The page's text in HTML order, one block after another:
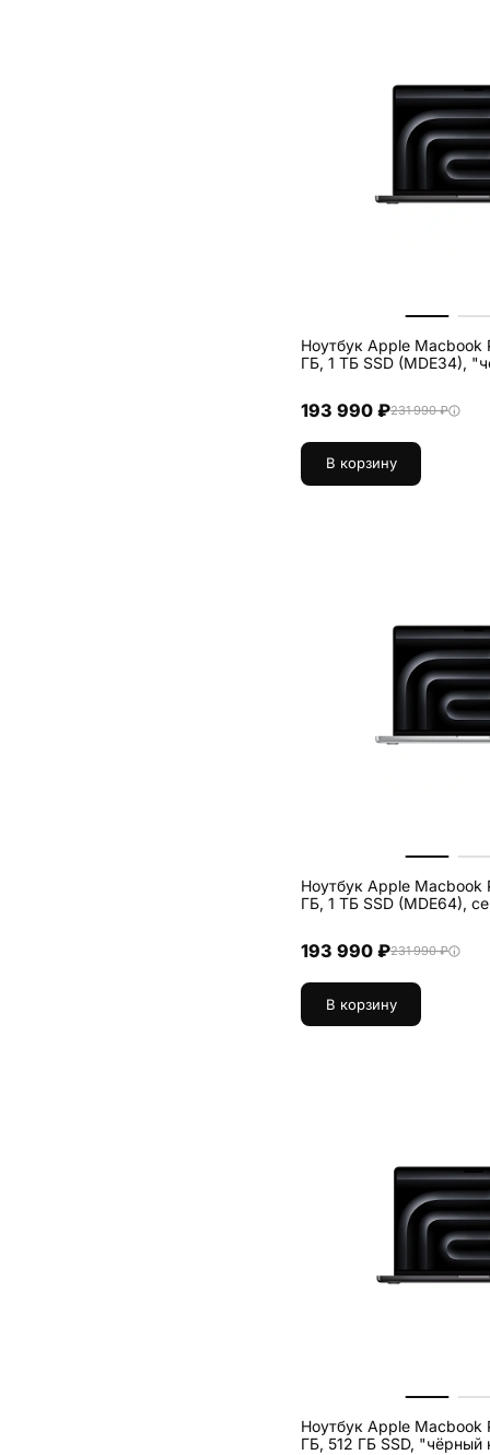
Ноутбук Apple
ГБ, 1 ТБ SSD (MDE34),
193 990 ₽231 990 ₽
В корзину
Ноутбук Apple
ГБ, 1 ТБ SSD (MDE64),
193 990 ₽231 990 ₽
В корзину
Ноутбук Apple Macbook
ГБ, 512 ГБ SSD,